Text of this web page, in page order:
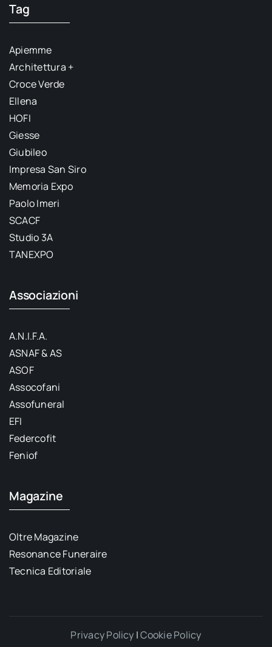
Tag
Apiemme
Architettura +
Croce Verde
Ellena
HOFI
Giesse
Giubileo
Impresa San Siro
Memoria Expo
Paolo Imeri
SCACF
Studio 3A
TANEXPO
Associazioni
A.N.I.F.A.
ASNAF & AS
ASOF
Assocofani
Assofuneral
EFI
Federcofit
Feniof
Magazine
Oltre Magazine
Resonance Funeraire
Tecnica Editoriale
Privacy Policy |Cookie Policy